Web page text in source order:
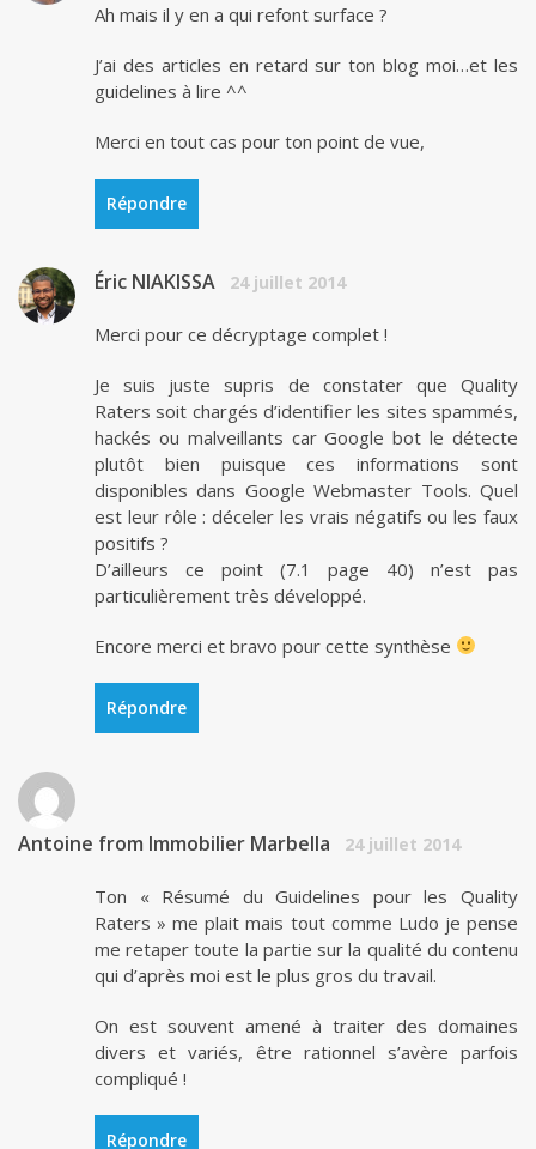
Ah mais il y en a qui refont surface ?
J’ai des articles en retard sur ton blog moi…et les
guidelines à lire ^^
Merci en tout cas pour ton point de vue,
Répondre
Éric NIAKISSA 24 juillet 2014
Merci pour ce décryptage complet !
Je suis juste supris de constater que Quality
Raters soit chargés d’identifier les sites spammés,
hackés ou malveillants car Google bot le détecte
plutôt bien puisque ces informations sont
disponibles dans Google Webmaster Tools. Quel
est leur rôle : déceler les vrais négatifs ou les faux
positifs ?
D’ailleurs ce point (7.1 page 40) n’est pas
particulièrement très développé.
Encore merci et bravo pour cette synthèse
Répondre
Antoine from Immobilier Marbella 24 juillet 2014
Ton « Résumé du Guidelines pour les Quality
Raters » me plait mais tout comme Ludo je pense
me retaper toute la partie sur la qualité du contenu
qui d’après moi est le plus gros du travail.
On est souvent amené à traiter des domaines
divers et variés, être rationnel s’avère parfois
compliqué !
Répondre